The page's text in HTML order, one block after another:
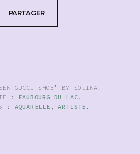
PARTAGER
GUCCI SHOE" BY SOLINA.
: FAUBOURG DU LAC.
: AQUARELLE ,ARTISTE .